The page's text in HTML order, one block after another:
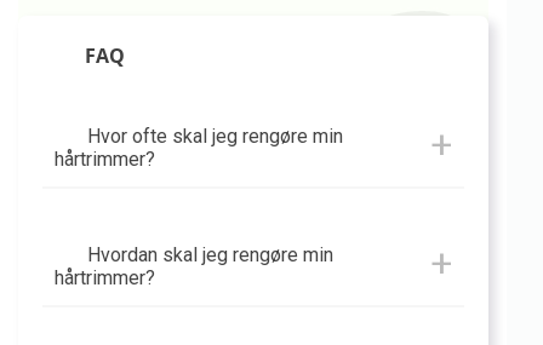
FAQ
Hvor ofte skal jeg rengøre min
hårtrimmer?
Hvordan skal jeg rengøre min
hårtrimmer?